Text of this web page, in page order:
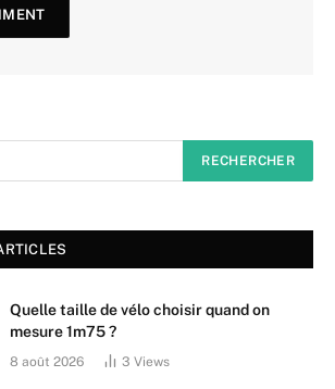
Quelle taille de vélo choisir quand on
mesure 1m75 ?
8 août 2026 3 Views